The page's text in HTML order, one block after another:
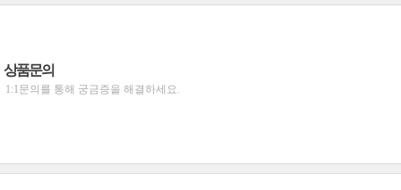
상품문의
1:1문의를 통해 궁금증을 해결하세요.